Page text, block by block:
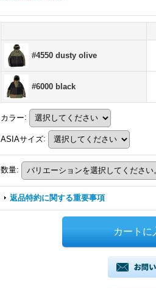
#4550 dusty olive
#6000 black
カラー:
ASIAサイズ:
数量:
返品特約に関する重要事項